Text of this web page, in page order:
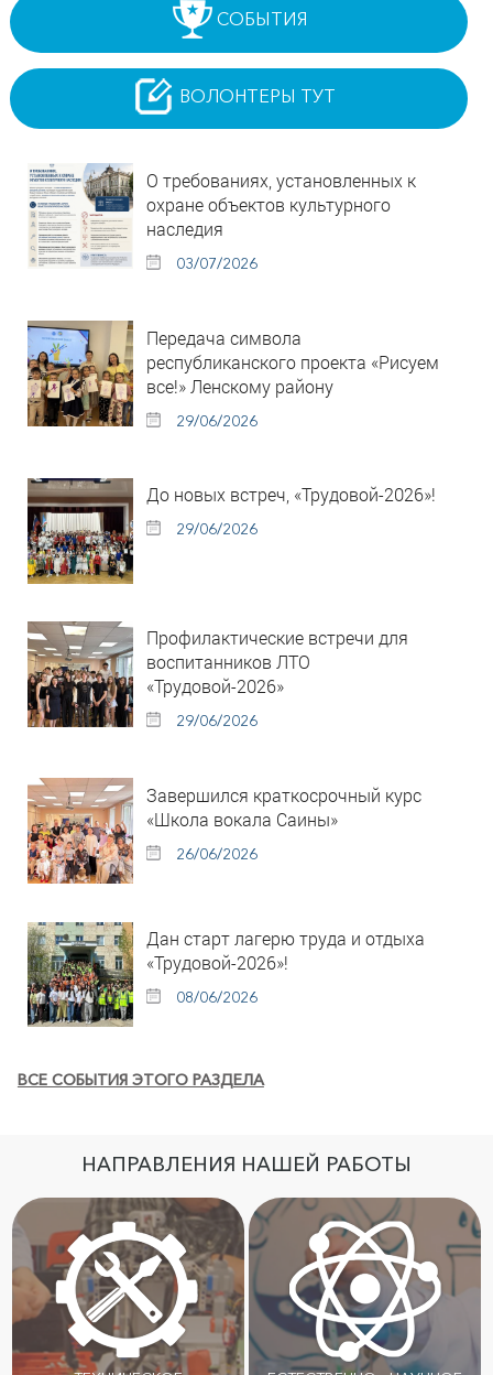
СОБЫТИЯ
ВОЛОНТЕРЫ ТУТ
О требованиях, установленных к
охране объектов культурного
наследия
03/07/2026
Передача символа
республиканского проекта «Рисуем
все!» Ленскому району
29/06/2026
До новых встреч, «Трудовой-2026»!
29/06/2026
Профилактические встречи для
воспитанников ЛТО
«Трудовой-2026»
29/06/2026
Завершился краткосрочный курс
«Школа вокала Саины»
26/06/2026
Дан старт лагерю труда и отдыха
«Трудовой-2026»!
08/06/2026
ВСЕ СОБЫТИЯ ЭТОГО РАЗДЕЛА
НАПРАВЛЕНИЯ НАШЕЙ РАБОТЫ